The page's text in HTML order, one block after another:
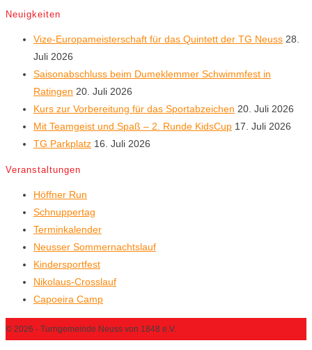
Neuigkeiten
Vize-Europameisterschaft für das Quintett der TG Neuss 28.
Juli 2026
Saisonabschluss beim Dumeklemmer Schwimmfest in
Ratingen 20. Juli 2026
Kurs zur Vorbereitung für das Sportabzeichen 20. Juli 2026
Mit Teamgeist und Spaß – 2. Runde KidsCup 17. Juli 2026
TG Parkplatz 16. Juli 2026
Veranstaltungen
Höffner Run
Schnuppertag
Terminkalender
Neusser Sommernachtslauf
Kindersportfest
Nikolaus-Crosslauf
Capoeira Camp
© 2026 - Turngemeinde Neuss von 1848 e.V.